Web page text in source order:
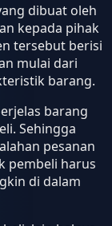
dibuat oleh
kepada pihak
tersebut berisi
mulai dari
barang.
barang
Sehingga
pesanan
pembeli harus
di dalam